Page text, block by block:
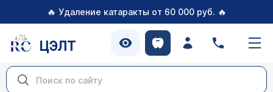
🔥 Удаление катаракты от 60 000 руб. 🔥
ЦЭЛТ